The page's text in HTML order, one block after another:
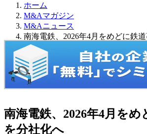
ホーム
M&Aマガジン
M&Aニュース
南海電鉄、2026年4月をめどに鉄
南海電鉄、2026年4月をめ
を分社化へ